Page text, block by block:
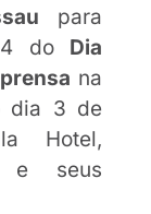
para
do Dia
na
dia 3 de
Hotel,
e seus